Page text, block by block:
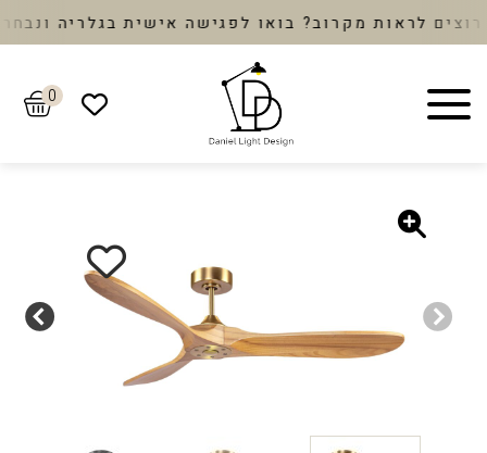
לראות מקרוב? בואו לפגישה אישית בגלריה ונבחר
0